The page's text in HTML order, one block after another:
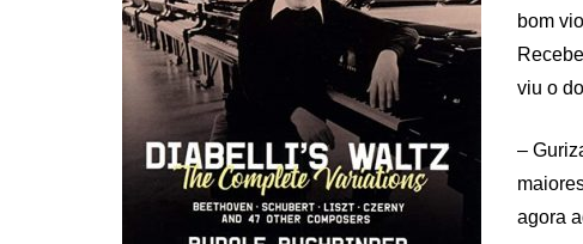
bom
viu o
–
agora